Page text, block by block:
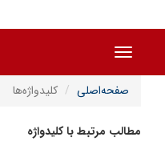
Toggle navigation
صفحه‌اصلی کلیدواژه‌ها
مطالب مرتبط با کلیدواژه